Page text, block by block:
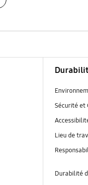
Sécurité et
Lieu de
Durabilité